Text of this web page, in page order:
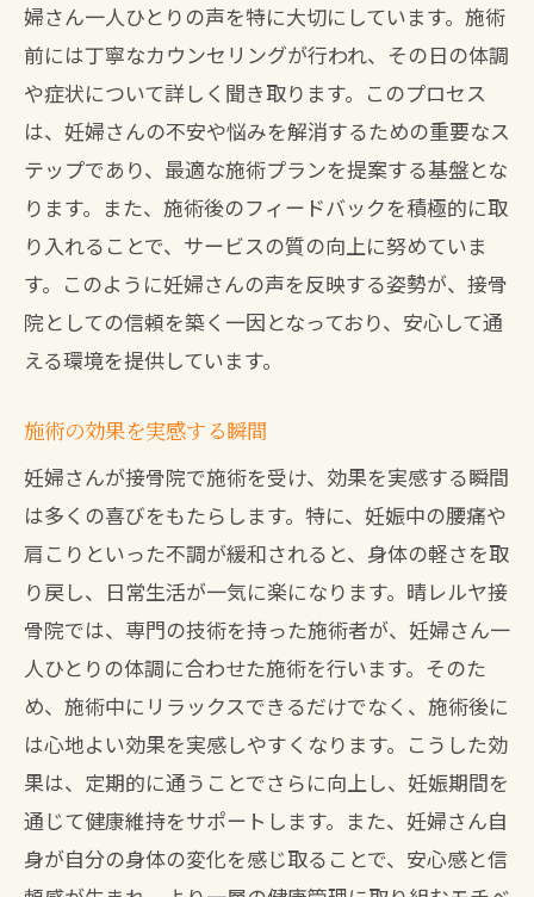
婦さん一人ひとりの声を特に大切にしています。施術
前には丁寧なカウンセリングが行われ、その日の体調
や症状について詳しく聞き取ります。このプロセス
は、妊婦さんの不安や悩みを解消するための重要なス
テップであり、最適な施術プランを提案する基盤とな
ります。また、施術後のフィードバックを積極的に取
り入れることで、サービスの質の向上に努めていま
す。このように妊婦さんの声を反映する姿勢が、接骨
院としての信頼を築く一因となっており、安心して通
える環境を提供しています。
施術の効果を実感する瞬間
妊婦さんが接骨院で施術を受け、効果を実感する瞬間
は多くの喜びをもたらします。特に、妊娠中の腰痛や
肩こりといった不調が緩和されると、身体の軽さを取
り戻し、日常生活が一気に楽になります。晴レルヤ接
骨院では、専門の技術を持った施術者が、妊婦さん一
人ひとりの体調に合わせた施術を行います。そのた
め、施術中にリラックスできるだけでなく、施術後に
は心地よい効果を実感しやすくなります。こうした効
果は、定期的に通うことでさらに向上し、妊娠期間を
通じて健康維持をサポートします。また、妊婦さん自
身が自分の身体の変化を感じ取ることで、安心感と信